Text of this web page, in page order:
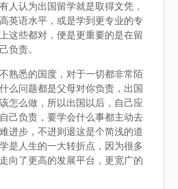
人认为出国留学就是取得文凭，
英语水平，或是学到更专业的专
这些都对，便是更重要的是在留
负责。
熟悉的国度，对于一切都非常陌
么问题都是父母对你负责，出国
怎么做，所以出国以后，自己应
己负责，要学会什么事都主动去
进步，不进则退这是个简浅的道
是人生的一大转折点，因为很多
向了更高的发展平台，更宽广的